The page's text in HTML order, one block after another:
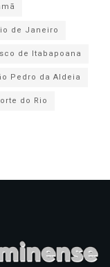
de Janeiro
de Itabapoana
Pedro da Aldeia
do Rio